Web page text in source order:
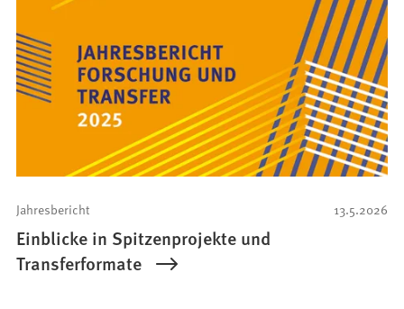
13.5.2026
Jahresbericht
Einblicke in Spitzenprojekte und
Transferformate